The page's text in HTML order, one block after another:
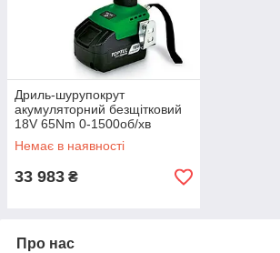
Дриль-шурупокрут
акумуляторний безщітковий
18V 65Nm 0-1500об/хв
TOPTUL KPH-1607E
Немає в наявності
33 983 ₴
Про нас